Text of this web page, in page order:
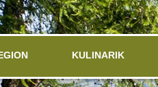
KULINARIK